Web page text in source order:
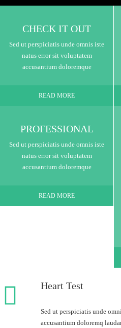
CHECK IT OUT
Sed ut perspiciatis unde omnis iste
natus error sit voluptatem
accusantium doloremque
READ MORE
PROFESSIONAL
Sed ut perspiciatis unde omnis iste
natus error sit voluptatem
accusantium doloremque
READ MORE
Heart Test
Sed ut perspiciatis unde
accusantium doloremq